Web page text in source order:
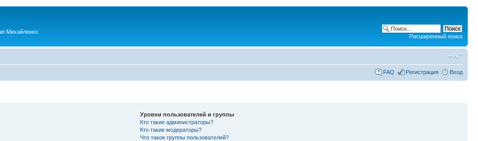
Михайленко
Расширенный поиск
FAQ Регистрация Вход
Уровни пользователей и группы
Кто такие администраторы?
Кто такие модераторы?
Что такое группы пользователей?